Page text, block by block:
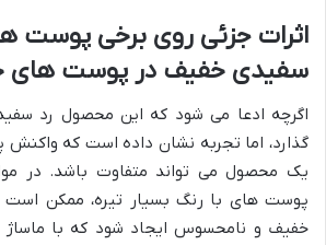
اثرات جزئی روی برخی پوست
سفیدی خفیف در پوست های
اگرچه ادعا می شود که این محصول رد
گذارد، اما تجربه نشان داده است که
یک محصول می تواند متفاوت باشد. در
پوست های با رنگ بسیار تیره، ممکن
خفیف و نامحسوس ایجاد شود که با ماساژ